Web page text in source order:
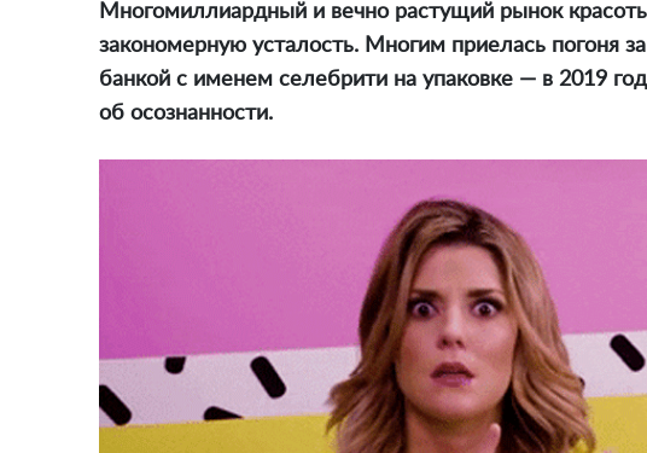
Многомиллиардный и вечно растущий рынок
закономерную усталость. Многим приелась погоня
банкой с именем селебрити на упаковке — в 2019
об осознанности.